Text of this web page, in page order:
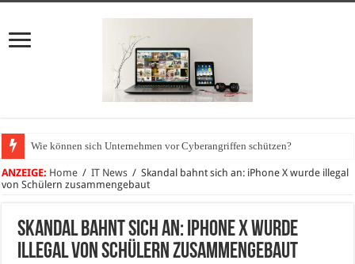
Wie können sich Unternehmen vor Cyberangriffen schützen?
ANZEIGE: Home / IT News / Skandal bahnt sich an: iPhone X wurde illegal
von Schülern zusammengebaut
Skandal bahnt sich an: iPhone X wurde
illegal von Schülern zusammengebaut